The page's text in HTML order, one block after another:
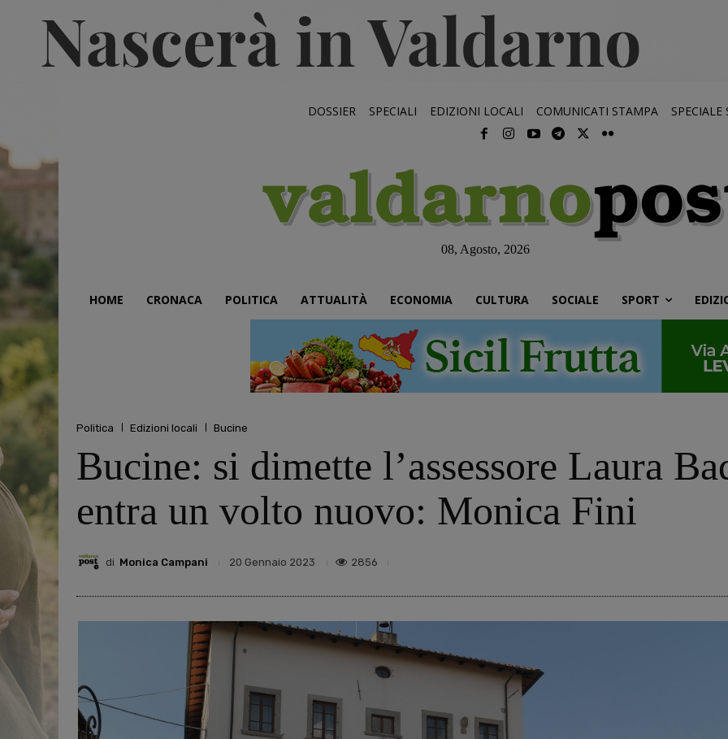
DOSSIER SPECIALI EDIZIONI LOCALI COMUNICATI STAMPA SPECIALE
08, Agosto, 2026
HOME CRONACA POLITICA ATTUALITÀ ECONOMIA CULTURA SOCIALE SPORT
Politica Edizioni locali Bucine
Bucine: si dimette l’assessore Laura
entra un volto nuovo: Monica Fini
di Monica Campani 20 Gennaio 2023 2856